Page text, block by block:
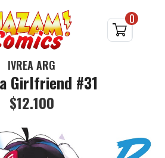
0
IVREA ARG
Girlfriend #31
$12.100